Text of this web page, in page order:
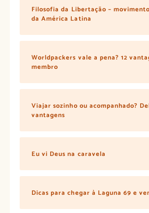
Filosofia da Libertação –
da América Latina
Worldpackers vale a pena? 12
membro
Viajar sozinho ou acompanhado?
vantagens
Eu vi Deus na caravela
Dicas para chegar à Laguna 69 e